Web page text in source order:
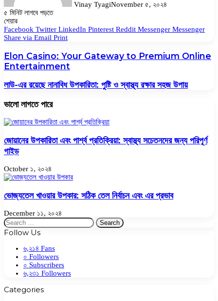
Vinay TyagiNovember ৫, ২০২৪
৫ মিনিট লাগবে পড়তে
Facebook
Twitter
LinkedIn
Pinterest
Messenger
Messenger
WhatsApp
শেয়ার
Facebook Twitter LinkedIn Pinterest Reddit Messenger Messenger
Share via Email Print
Elon Casino: Your Gateway to Premium Online
Entertainment
লাউ-এর রয়েছে নানাবিধ উপকারিতা: পুষ্টি ও স্বাস্থ্য রক্ষার সহজ উপায়
ভালো লাগতে পারে
জোয়ানের উপকারিতা এবং পার্শ্ব প্রতিক্রিয়া: স্বাস্থ্য সচেতনদের জন্য পরিপূর্ণ
গাইড
October ১, ২০২৪
ভোজ্যতেল খাওয়ার উপকার: সঠিক তেল নির্বাচন এবং এর প্রভাব
December ১১, ২০২৪
Search
for:
Follow Us
৬,২১৪ Fans
০ Followers
০ Subscribers
৬,২৩১ Followers
Categories